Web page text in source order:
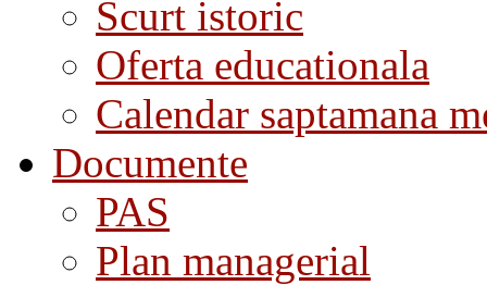
Scurt istoric
Oferta educationala
Calendar saptamana
Documente
PAS
Plan managerial